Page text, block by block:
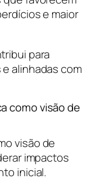
e maior
para
alinhadas com
como visão de
visão de
impactos
inicial.